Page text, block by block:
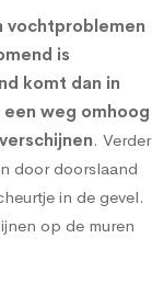
vochtproblemen
is
komt dan in
weg omhoog
. Verder
door doorslaand
in de gevel.
op de muren